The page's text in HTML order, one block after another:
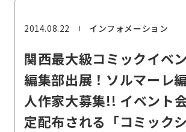
2014.08.22 インフォメーション
関西最大級コミックイベ
編集部出展！ソルマーレ
人作家大募集!! イベント
定配布される「コミックシ